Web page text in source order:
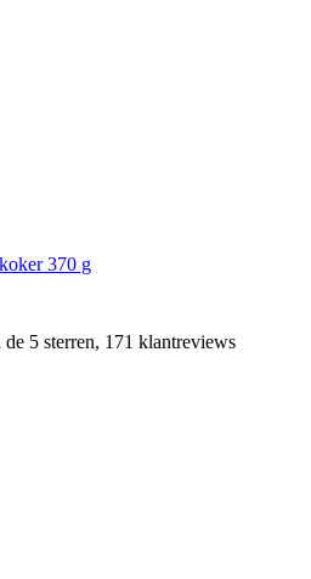
370 g
5 sterren, 171 klantreviews